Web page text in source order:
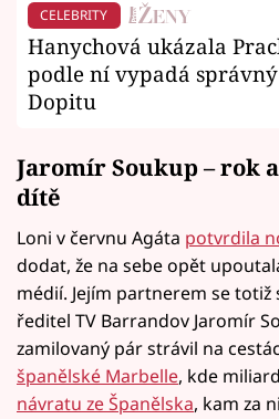
CELEBRITY
Hanychová ukázala
podle ní vypadá
Dopitu
Jaromír Soukup – rok
dítě
Loni v červnu Agáta potvrdila
dodat, že na sebe opět
médií. Jejím partnerem se
ředitel TV Barrandov Jaromír
zamilovaný pár strávil na
španělské Marbelle, kde
návratu ze Španělska, kam za